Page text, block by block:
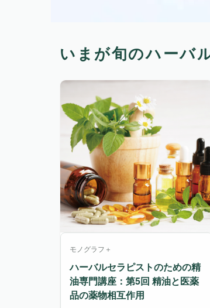
いまが旬のハーバ
モノグラフ＋
ハーバルセラピストのための精
油専門講座：第5回 精油と医薬
品の薬物相互作用